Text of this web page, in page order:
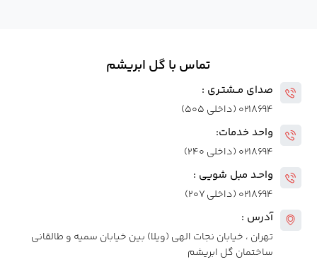
تماس با گل ابریشم
صدای مــشتـری :
۰۲۱۸۶۹۴ (داخلی ۵۰۵)
واحد خدمات:
۰۲۱۸۶۹۴ (داخلی ۲۴۰)
واحـد مبل شویی :
۰۲۱۸۶۹۴ (داخلی ۲۰۷)
آدرس :
تهران ، خیابان نجات الهی (ویلا) بین خیابان سمیه و طالقانی
ساختمان گل ابریشم